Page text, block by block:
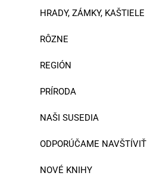
HRADY, ZÁMKY, KAŠTIELE
RÔZNE
REGIÓN
PRÍRODA
NAŠI SUSEDIA
ODPORÚČAME NAVŠTÍVIŤ
NOVÉ KNIHY